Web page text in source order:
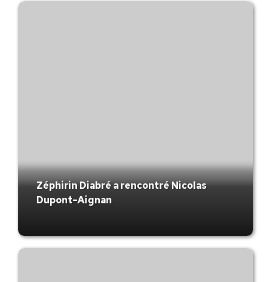
Zéphirin Diabré a rencontré Nicolas
Dupont-Aignan